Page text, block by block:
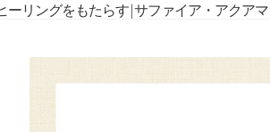
ーリングをもたらす | サファイア・アクア